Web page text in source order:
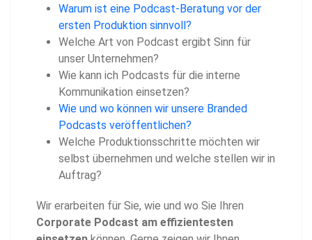
Warum ist eine Podcast-Beratung vor der
ersten Produktion sinnvoll?
Welche Art von Podcast ergibt Sinn für
unser Unternehmen?
Wie kann ich Podcasts für die interne
Kommunikation einsetzen?
Wie und wo können wir unsere Branded
Podcasts veröffentlichen?
Welche Produktionsschritte möchten wir
selbst übernehmen und welche stellen wir in
Auftrag?
Wir erarbeiten für Sie, wie und wo Sie Ihren
Corporate Podcast am effizientesten